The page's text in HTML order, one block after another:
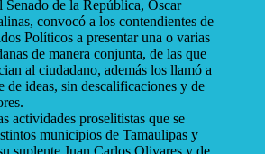
de la República, Oscar
convocó a los contendientes de
Políticos a presentar una o varias
de manera conjunta, de las que
al ciudadano, además los llamó a
de ideas, sin descalificaciones y de
actividades proselitistas que se
municipios de Tamaulipas y
suplente Juan Carlos Olivares y de